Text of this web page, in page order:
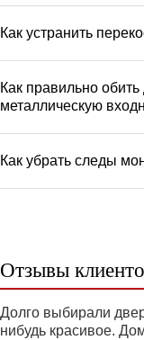
Как устранить
Как правильно
металлическую
Как убрать следы
Отзывы
Долго выбирали
нибудь красивое.